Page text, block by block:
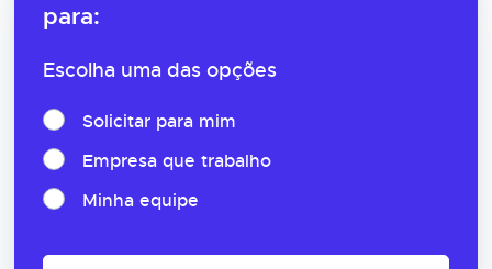
para:
Escolha uma das opções
Solicitar para mim
Empresa que trabalho
Minha equipe